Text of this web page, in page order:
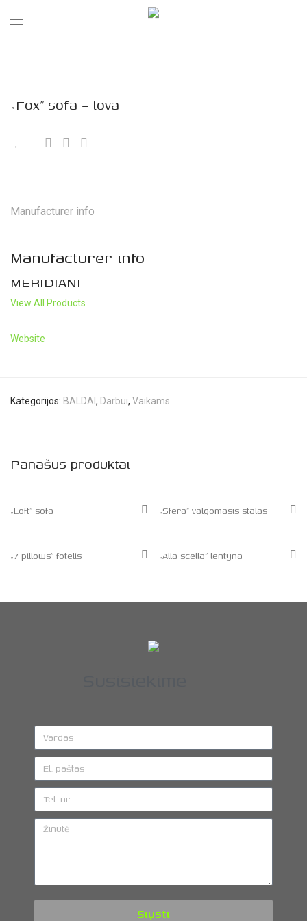
„Fox” sofa – lova
Manufacturer info
Manufacturer info
MERIDIANI
View All Products
Website
Kategorijos: BALDAI , Darbui, Vaikams
Panašūs produktai
„Loft” sofa „Sfera” valgomasis stalas
„7 pillows” fotelis „Alla scella” lentyna
Siųsti